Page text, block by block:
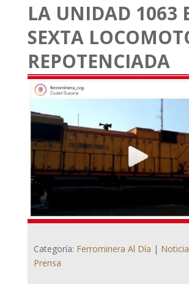
LA UNIDAD 1063
SEXTA
REPOTENCIADA
Categoría: Ferrominera Al Día |
Prensa